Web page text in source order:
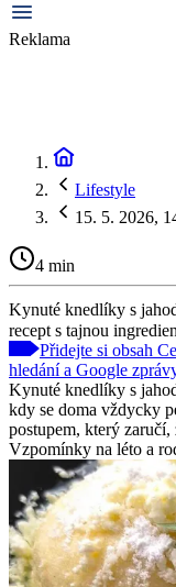
Reklama
Lifestyle
15. 5. 2026,
4 min
Kynuté knedlíky s
recept s tajnou
Přidejte si obsah
hledání a Google
Kynuté knedlíky s
kdy se doma vždycky
postupem, který zaručí,
Vzpomínky na léto a